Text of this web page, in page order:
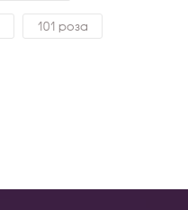
101 роза